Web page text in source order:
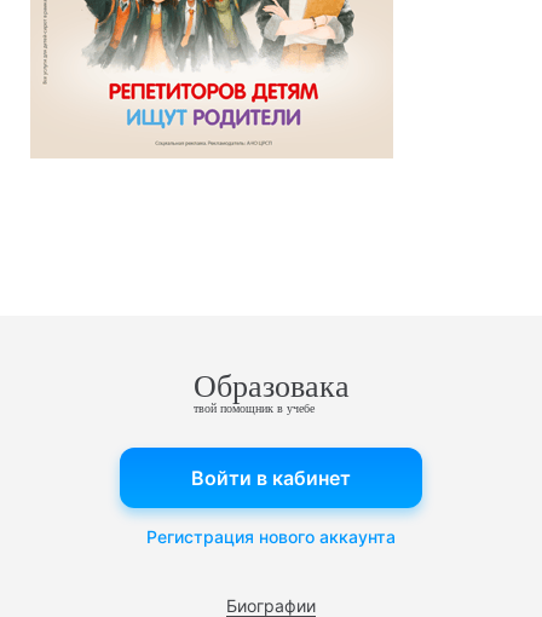
Образовака
твой помощник в учебе
Биографии
Войти в кабинет
Регистрация нового аккаунта